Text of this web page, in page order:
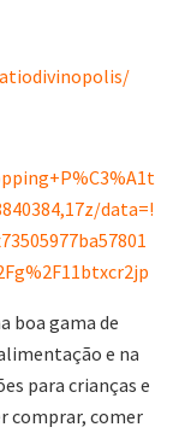
data=!
boa gama de
e na
para crianças e
comprar, comer